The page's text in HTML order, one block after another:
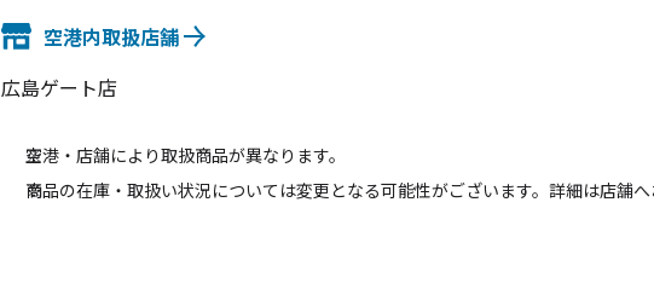
空港内取扱店舗
広島ゲート店
空港・店舗により取扱商品が異なります。
商品の在庫・取扱い状況については変更となる可能性がございます。詳細は店舗へ